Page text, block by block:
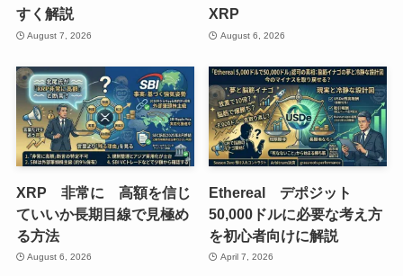
すく解説
August 7, 2026
XRP
August 6, 2026
XRP 非常に 高額を信じ
ていいか長期目線で見極め
る方法
August 6, 2026
Ethereal デポジット
50,000ドルに必要な考え方
を初心者向けに解説
April 7, 2026